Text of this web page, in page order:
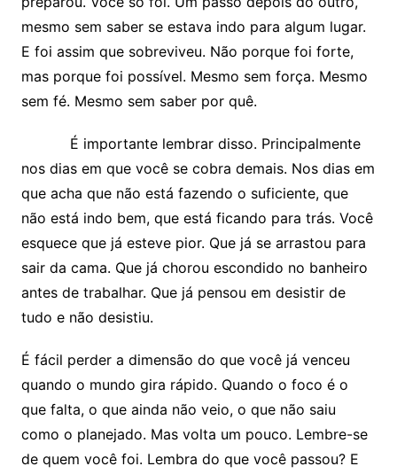
mesmo sem saber se estava indo para algum lugar.
E foi assim que sobreviveu. Não porque foi forte,
mas porque foi possível. Mesmo sem força. Mesmo
sem fé. Mesmo sem saber por quê.
É importante lembrar disso. Principalmente
nos dias em que você se cobra demais. Nos dias em
que acha que não está fazendo o suficiente, que
não está indo bem, que está ficando para trás. Você
esquece que já esteve pior. Que já se arrastou para
sair da cama. Que já chorou escondido no banheiro
antes de trabalhar. Que já pensou em desistir de
tudo e não desistiu.
É fácil perder a dimensão do que você já venceu
quando o mundo gira rápido. Quando o foco é o
que falta, o que ainda não veio, o que não saiu
como o planejado. Mas volta um pouco. Lembre-se
de quem você foi. Lembra do que você passou? E